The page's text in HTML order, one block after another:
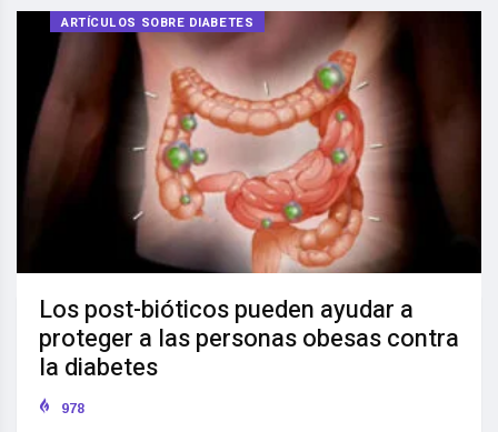
ARTÍCULOS SOBRE DIABETES
Los post-bióticos pueden ayudar a
proteger a las personas obesas contra
la diabetes
978